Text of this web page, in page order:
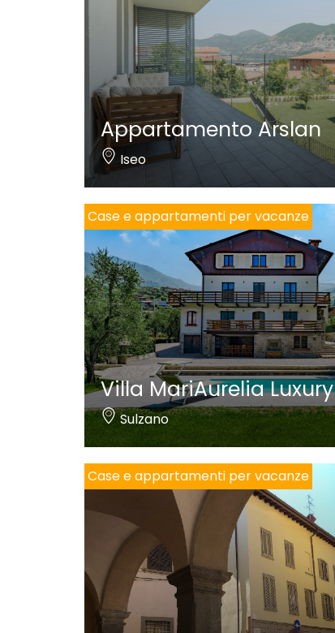
Appartamento Arslan
Iseo
Case e appartamenti per vacanze
Villa MariAurelia Luxury
Sulzano
Case e appartamenti per vacanze